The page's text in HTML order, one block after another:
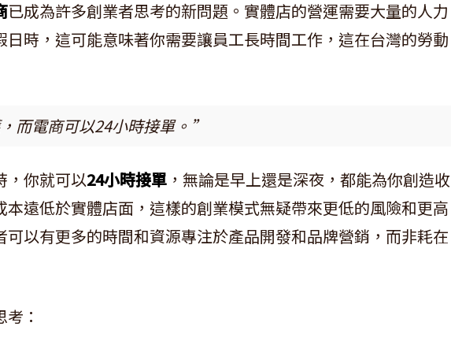
已成為許多創業者思考的新問題。實體店的營運需要大量的人力
時，這可能意味著你需要讓員工長時間工作，這在台灣的勞動
而電商可以24小時接單。”
，你就可以24小時接單 ，無論是早上還是深夜，都能為你創造收
遠低於實體店面，這樣的創業模式無疑帶來更低的風險和更高
以有更多的時間和資源專注於產品開發和品牌營銷，而非耗在
：